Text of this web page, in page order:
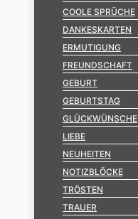
COOLE SPRÜCHE
DANKESKARTEN
ERMUTIGUNG
FREUNDSCHAFT
GEBURT
GEBURTSTAG
GLÜCKWÜNSCHE
LIEBE
NEUHEITEN
NOTIZBLÖCKE
TRÖSTEN
TRAUER